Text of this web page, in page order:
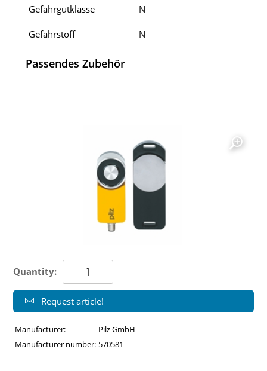
Gefahrgutklasse N
Gefahrstoff N
Passendes Zubehör
Quantity:
Request article!
Manufacturer:
Pilz GmbH
Manufacturer number: 570581